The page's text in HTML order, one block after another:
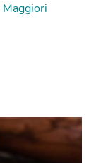
Maggiori